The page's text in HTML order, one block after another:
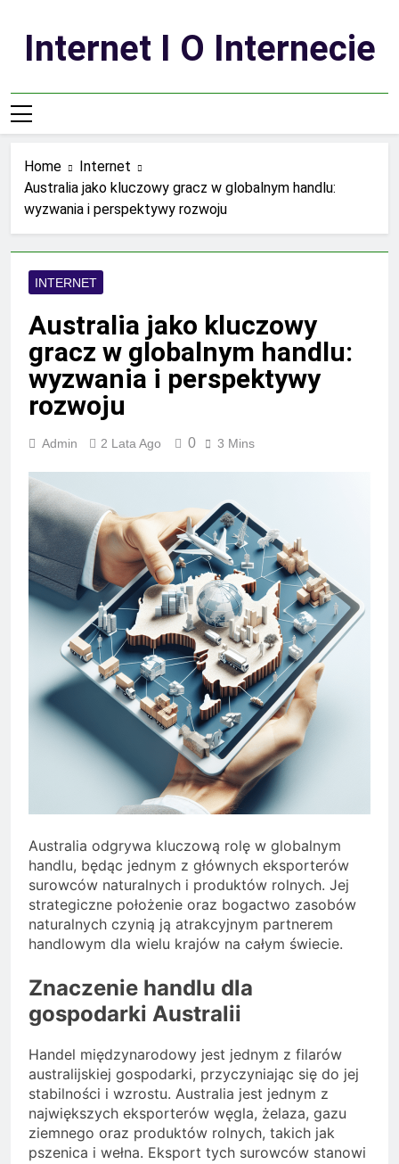
contentInternet I O Internecie
Home
Internet
Australia jako kluczowy gracz w globalnym handlu:
wyzwania i perspektywy rozwoju
INTERNET
Australia jako kluczowy
gracz w globalnym handlu:
wyzwania i perspektywy
rozwoju
Admin 2 Lata Ago 0 3 Mins
Australia odgrywa kluczową rolę w globalnym
handlu, będąc jednym z głównych eksporterów
surowców naturalnych i produktów rolnych. Jej
strategiczne położenie oraz bogactwo zasobów
naturalnych czynią ją atrakcyjnym partnerem
handlowym dla wielu krajów na całym świecie.
Znaczenie handlu dla
gospodarki Australii
Handel międzynarodowy jest jednym z filarów
australijskiej gospodarki, przyczyniając się do jej
stabilności i wzrostu. Australia jest jednym z
największych eksporterów węgla, żelaza, gazu
ziemnego oraz produktów rolnych, takich jak
pszenica i wełna. Eksport tych surowców stanowi